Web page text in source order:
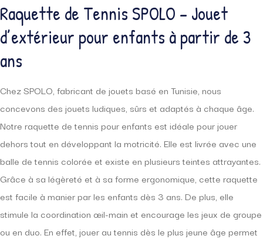
Raquette de Tennis SPOLO – Jouet
d’extérieur pour enfants à partir de 3
ans
Chez SPOLO, fabricant de jouets basé en Tunisie, nous
concevons des jouets ludiques, sûrs et adaptés à chaque âge.
Notre raquette de tennis pour enfants est idéale pour jouer
dehors tout en développant la motricité. Elle est livrée avec une
balle de tennis colorée et existe en plusieurs teintes attrayantes.
Grâce à sa légèreté et à sa forme ergonomique, cette raquette
est facile à manier par les enfants dès 3 ans. De plus, elle
stimule la coordination œil-main et encourage les jeux de groupe
ou en duo. En effet, jouer au tennis dès le plus jeune âge permet